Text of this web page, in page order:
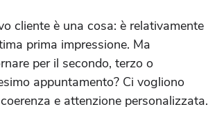
cliente è una cosa: è relativamente
prima impressione. Ma
per il secondo, terzo o
appuntamento? Ci vogliono
e attenzione personalizzata.